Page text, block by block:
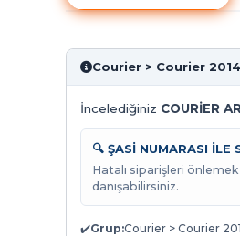
Courier > Courier
İncelediğiniz COURİER
🔍 ŞASİ NUMARASI İLE
Hatalı siparişleri önlemek
danışabilirsiniz.
✔️Grup:Courier > Courier